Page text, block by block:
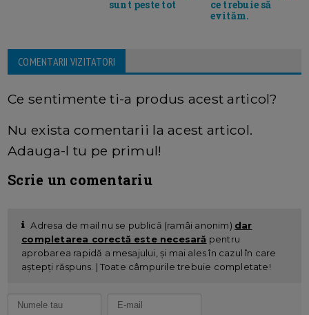
sunt peste tot
ce trebuie să
evităm.
COMENTARII VIZITATORI
Ce sentimente ti-a produs acest articol?
Nu exista comentarii la acest articol.
Adauga-l tu pe primul!
Scrie un comentariu
Adresa de mail nu se publică (ramâi anonim) dar
completarea corectă este necesară pentru
aprobarea rapidă a mesajului, și mai ales în cazul în care
aștepți răspuns. | Toate câmpurile trebuie completate!